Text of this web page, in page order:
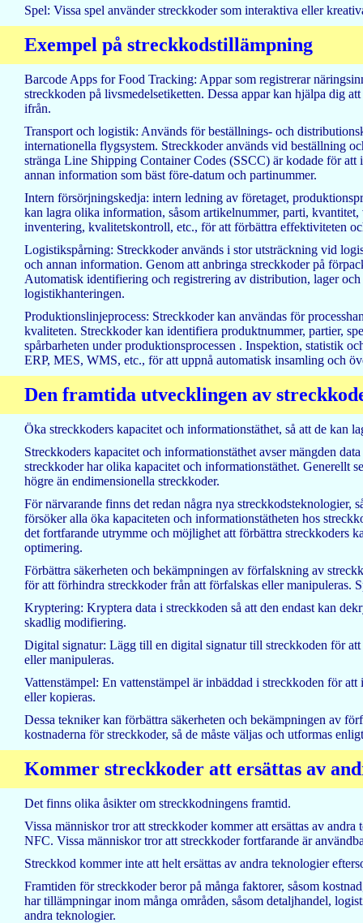
Spel: Vissa spel använder streckkoder som interaktiva eller
Exempel på streckkodstillämpning
Barcode Apps for Food Tracking: Appar som registrerar
streckkoden på livsmedelsetiketten. Dessa appar kan hjälpa dig
ifrån.
Transport och logistik: Används för beställnings- och
internationella flygsystem. Streckkoder används vid beställning
stränga Line Shipping Container Codes (SSCC) är kodade för
annan information som bäst före-datum och partinummer.
Intern försörjningskedja: intern ledning av företaget,
kan lagra olika information, såsom artikelnummer, parti,
inventering, kvalitetskontroll, etc., för att förbättra effektiviteten
Logistikspårning: Streckkoder används i stor utsträckning vid
och annan information. Genom att anbringa streckkoder på
Automatisk identifiering och registrering av distribution, lager
logistikhanteringen.
Produktionslinjeprocess: Streckkoder kan användas för
kvaliteten. Streckkoder kan identifiera produktnummer, partier,
spårbarheten under produktionsprocessen . Inspektion, statistik
ERP, MES, WMS, etc., för att uppnå automatisk insamling och
Den framtida utvecklingen av
Öka streckkoders kapacitet och informationstäthet, så att de kan
Streckkoders kapacitet och informationstäthet avser mängden
streckkoder har olika kapacitet och informationstäthet. Generellt
högre än endimensionella streckkoder.
För närvarande finns det redan några nya streckkodsteknologier,
försöker alla öka kapaciteten och informationstätheten hos
det fortfarande utrymme och möjlighet att förbättra streckkoders
optimering.
Förbättra säkerheten och bekämpningen av förfalskning av
för att förhindra streckkoder från att förfalskas eller manipuleras.
Kryptering: Kryptera data i streckkoden så att den endast kan
skadlig modifiering.
Digital signatur: Lägg till en digital signatur till streckkoden för
eller manipuleras.
Vattenstämpel: En vattenstämpel är inbäddad i streckkoden för
eller kopieras.
Dessa tekniker kan förbättra säkerheten och bekämpningen av
kostnaderna för streckkoder, så de måste väljas och utformas
Kommer streckkoder att ersättas av
Det finns olika åsikter om streckkodningens framtid.
Vissa människor tror att streckkoder kommer att ersättas av
NFC. Vissa människor tror att streckkoder fortfarande är
Streckkod kommer inte att helt ersättas av andra teknologier
Framtiden för streckkoder beror på många faktorer, såsom
har tillämpningar inom många områden, såsom detaljhandel,
andra teknologier.